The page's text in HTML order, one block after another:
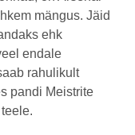
mängus. Jäid
ehk
endale
rahulikult
pandi Meistrite